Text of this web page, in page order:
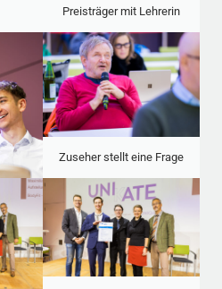
Preisträger mit Lehrerin
Zuseher stellt eine Frage